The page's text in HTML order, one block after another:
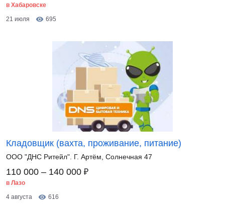
в Хабаровске
21 июля
695
Кладовщик (вахта, проживание, питание)
ООО "ДНС Ритейл". Г. Артём, Солнечная 47
110 000 – 140 000 ₽
в Лазо
4 августа
616